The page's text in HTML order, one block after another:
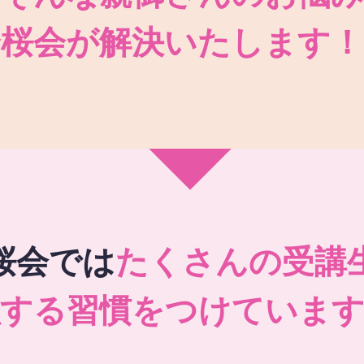
会が解決いたします！
会ではたくさんの受講
る習慣をつけています